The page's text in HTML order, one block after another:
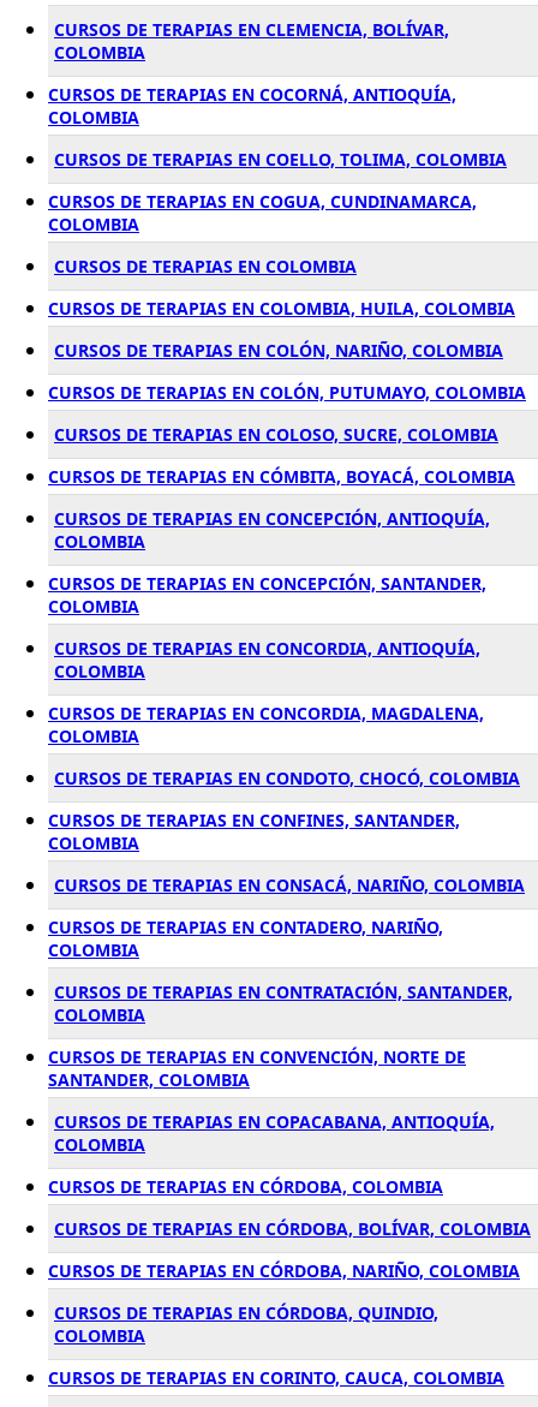
CURSOS DE TERAPIAS EN CLEMENCIA, BOLÍVAR,
COLOMBIA
CURSOS DE TERAPIAS EN COCORNÁ, ANTIOQUÍA,
COLOMBIA
CURSOS DE TERAPIAS EN COELLO, TOLIMA, COLOMBIA
CURSOS DE TERAPIAS EN COGUA, CUNDINAMARCA,
COLOMBIA
CURSOS DE TERAPIAS EN COLOMBIA
CURSOS DE TERAPIAS EN COLOMBIA, HUILA, COLOMBIA
CURSOS DE TERAPIAS EN COLÓN, NARIÑO, COLOMBIA
CURSOS DE TERAPIAS EN COLÓN, PUTUMAYO, COLOMBIA
CURSOS DE TERAPIAS EN COLOSO, SUCRE, COLOMBIA
CURSOS DE TERAPIAS EN CÓMBITA, BOYACÁ, COLOMBIA
CURSOS DE TERAPIAS EN CONCEPCIÓN, ANTIOQUÍA,
COLOMBIA
CURSOS DE TERAPIAS EN CONCEPCIÓN, SANTANDER,
COLOMBIA
CURSOS DE TERAPIAS EN CONCORDIA, ANTIOQUÍA,
COLOMBIA
CURSOS DE TERAPIAS EN CONCORDIA, MAGDALENA,
COLOMBIA
CURSOS DE TERAPIAS EN CONDOTO, CHOCÓ, COLOMBIA
CURSOS DE TERAPIAS EN CONFINES, SANTANDER,
COLOMBIA
CURSOS DE TERAPIAS EN CONSACÁ, NARIÑO, COLOMBIA
CURSOS DE TERAPIAS EN CONTADERO, NARIÑO,
COLOMBIA
CURSOS DE TERAPIAS EN CONTRATACIÓN, SANTANDER,
COLOMBIA
CURSOS DE TERAPIAS EN CONVENCIÓN, NORTE DE
SANTANDER, COLOMBIA
CURSOS DE TERAPIAS EN COPACABANA, ANTIOQUÍA,
COLOMBIA
CURSOS DE TERAPIAS EN CÓRDOBA, COLOMBIA
CURSOS DE TERAPIAS EN CÓRDOBA, BOLÍVAR, COLOMBIA
CURSOS DE TERAPIAS EN CÓRDOBA, NARIÑO, COLOMBIA
CURSOS DE TERAPIAS EN CÓRDOBA, QUINDIO,
COLOMBIA
CURSOS DE TERAPIAS EN CORINTO, CAUCA, COLOMBIA